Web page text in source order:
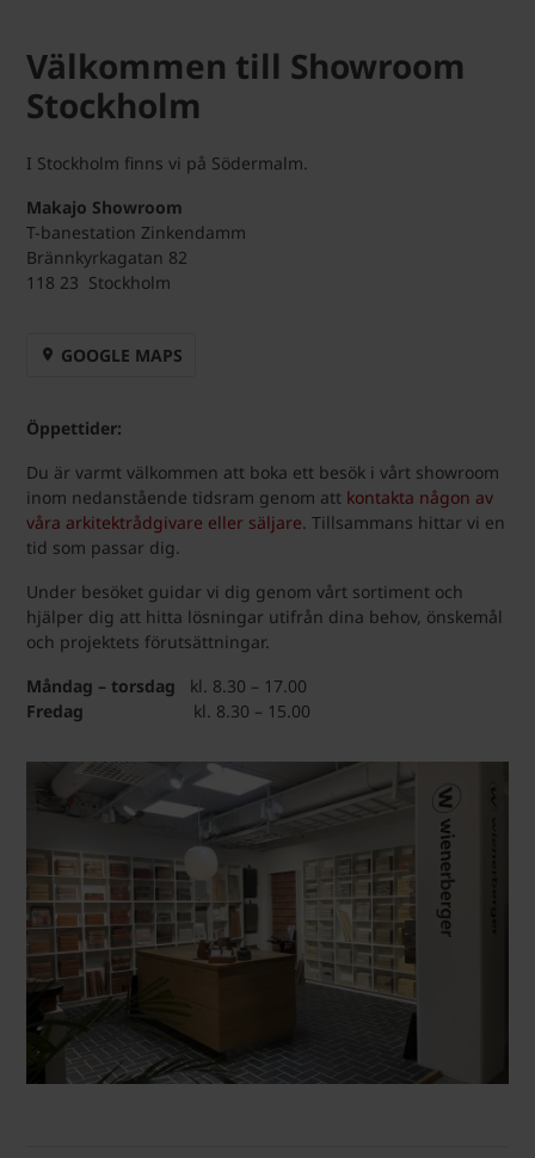
Välkommen till Showroom
Stockholm
I Stockholm finns vi på Södermalm.
Makajo Showroom
T-banestation Zinkendamm
Brännkyrkagatan 82
118 23 Stockholm
GOOGLE MAPS
Öppettider:
Du är varmt välkommen att boka ett besök i vårt showroom
inom nedanstående tidsram genom att kontakta någon av
våra arkitektrådgivare eller säljare. Tillsammans hittar vi en
tid som passar dig.
Under besöket guidar vi dig genom vårt sortiment och
hjälper dig att hitta lösningar utifrån dina behov, önskemål
och projektets förutsättningar.
Måndag – torsdag kl. 8.30 – 17.00
Fredag kl. 8.30 – 15.00